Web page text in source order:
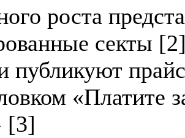
роста
секты
публикуют
«Платите
[3]